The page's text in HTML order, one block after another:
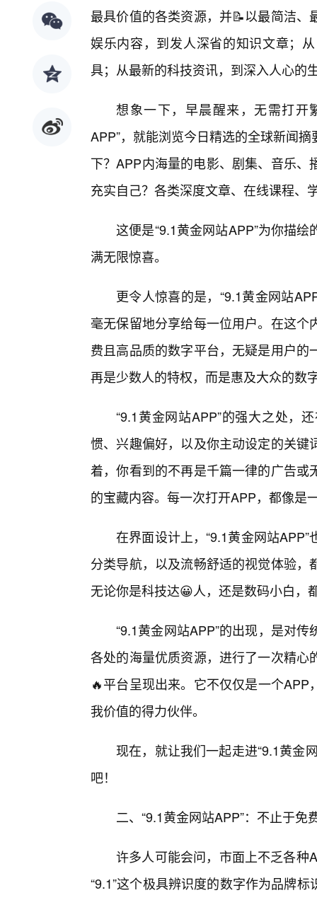
最具价值的各类资源，并📝以最简洁
娱乐内容，到发人深省的知识文章；
具；从最新的科技资讯，到深入人心的
想象一下，早晨醒来，无需打开
APP”，就能浏览今日精选的全球新闻
下？APP内海量的电影、剧集、音乐
充实自己？各类深度文章、在线课程、
这便是“9.1黄金网站APP”为你描
满无限惊喜。
更令人惊喜的是，“9.1黄金网站
毫无保留地分享给每一位用户。在这
费且高品质的数字平台，无疑是用户
再是少数人的特权，而是惠及大众的数
“9.1黄金网站APP”的强大之处，
惯、兴趣偏好，以及你主动设定的关
着，你看到的不再是千篇一律的广告
的宝藏内容。每一次打开APP，都像是
在界面设计上，“9.1黄金网站
分类导航，以及流畅舒适的视觉体验
无论你是科技达😀人，还是数码小白，
“9.1黄金网站APP”的出现，是对
各处的海量优质资源，进行了一次精
🔥平台呈现出来。它不仅仅是一个
我价值的得力伙伴。
现在，就让我们一起走进“9.1黄金
吧！
二、“9.1黄金网站APP”：不止于
许多人可能会问，市面上不乏各种
“9.1”这个极具辨识度的数字作为品牌